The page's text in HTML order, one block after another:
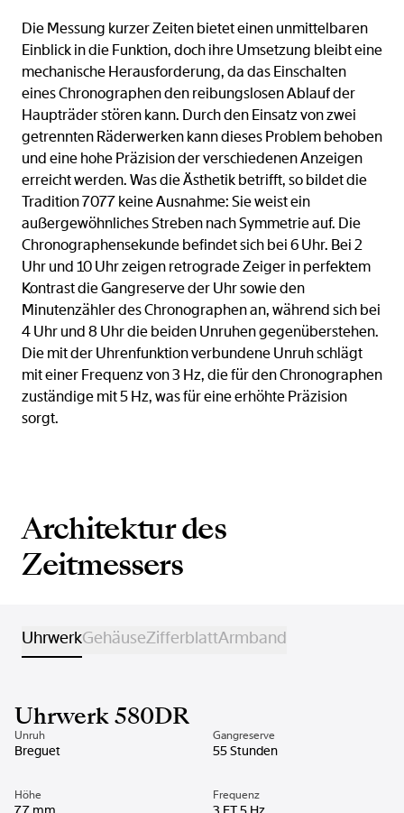
Die Messung kurzer Zeiten bietet einen unmittelbaren
Einblick in die Funktion, doch ihre Umsetzung bleibt eine
mechanische Herausforderung, da das Einschalten
eines Chronographen den reibungslosen Ablauf der
Haupträder stören kann. Durch den Einsatz von zwei
getrennten Räderwerken kann dieses Problem behoben
und eine hohe Präzision der verschiedenen Anzeigen
erreicht werden. Was die Ästhetik betrifft, so bildet die
Tradition 7077 keine Ausnahme: Sie weist ein
außergewöhnliches Streben nach Symmetrie auf. Die
Chronographensekunde befindet sich bei 6 Uhr. Bei 2
Uhr und 10 Uhr zeigen retrograde Zeiger in perfektem
Kontrast die Gangreserve der Uhr sowie den
Minutenzähler des Chronographen an, während sich bei
4 Uhr und 8 Uhr die beiden Unruhen gegenüberstehen.
Die mit der Uhrenfunktion verbundene Unruh schlägt
mit einer Frequenz von 3 Hz, die für den Chronographen
zuständige mit 5 Hz, was für eine erhöhte Präzision
sorgt.
Architektur des
Zeitmessers
UhrwerkGehäuseZifferblattArmband
Uhrwerk 580DR
Unruh
Breguet
Gangreserve
55 Stunden
Höhe Frequenz